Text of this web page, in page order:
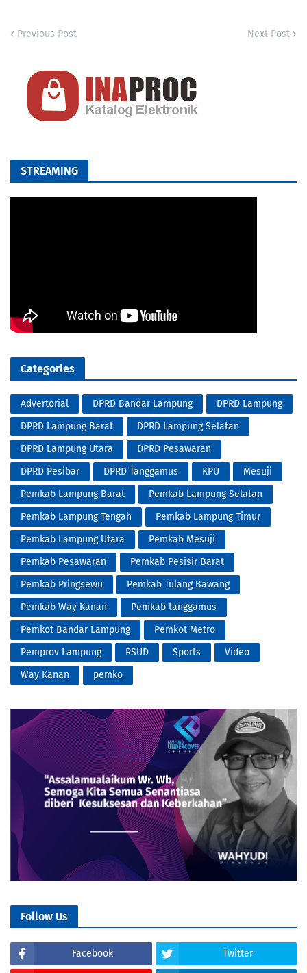
Previous Post Next Post
STREAMING
Categories
Advertorial DPRD Bandar Lampung
DPRD Lampung
DPRD Lampung Barat
DPRD Lampung Selatan
DPRD Lampung Utara
DPRD Pesawaran
DPRD Pesibar
DPRD Tanggamus KPU
Mesuji
Pemkab Lampung Barat
Pemkab Lampung Selatan
Pemkab Lampung Tengah
Pemkab Lampung Timur
Pemkab Lampung Utara
Pemkab Mesuji
Pemkab Pesawaran
Pemkab Pesisir Barat
Pemkab Pringsewu
Pemkab Tulang Bawang
Pemkab Way Kanan
Pemkab tanggamus
Pemkot Bandar Lampung
Pemkot Metro
Pemprov Lampung
RSUD Sports
Video
Way Kanan
pemko
Follow Us
Facebook Twitter